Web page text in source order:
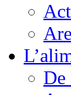
De